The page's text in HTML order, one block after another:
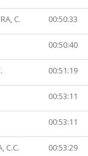
C. 00:50:33
00:50:40
00:51:19
00:53:11
00:53:11
C.C. 00:53:29